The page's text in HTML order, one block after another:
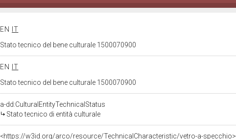
EN
IT
Stato tecnico del bene culturale 1500070900
EN
IT
Stato tecnico del bene culturale 1500070900
a-dd:CulturalEntityTechnicalStatus
Stato tecnico di entità culturale
<https://w3id.org/arco/resource/TechnicalCharacteristic/vetro-a-specchio>